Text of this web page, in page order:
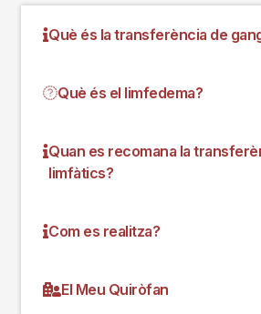
Què és la transferència de
Què és el limfedema?
Quan es recomana la
limfàtics?
Com es realitza?
El Meu Quiròfan